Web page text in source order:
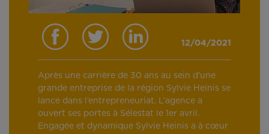
12/04/2021
Après une carrière de 30 ans au sein d’une
grande entreprise de la région Sylvie Heinis se
lance dans l’entrepreneuriat. L’agence a
ouvert ses portes à Sélestat le 1er avril.
Engagée et dynamique Sylvie Heinis a à cœur